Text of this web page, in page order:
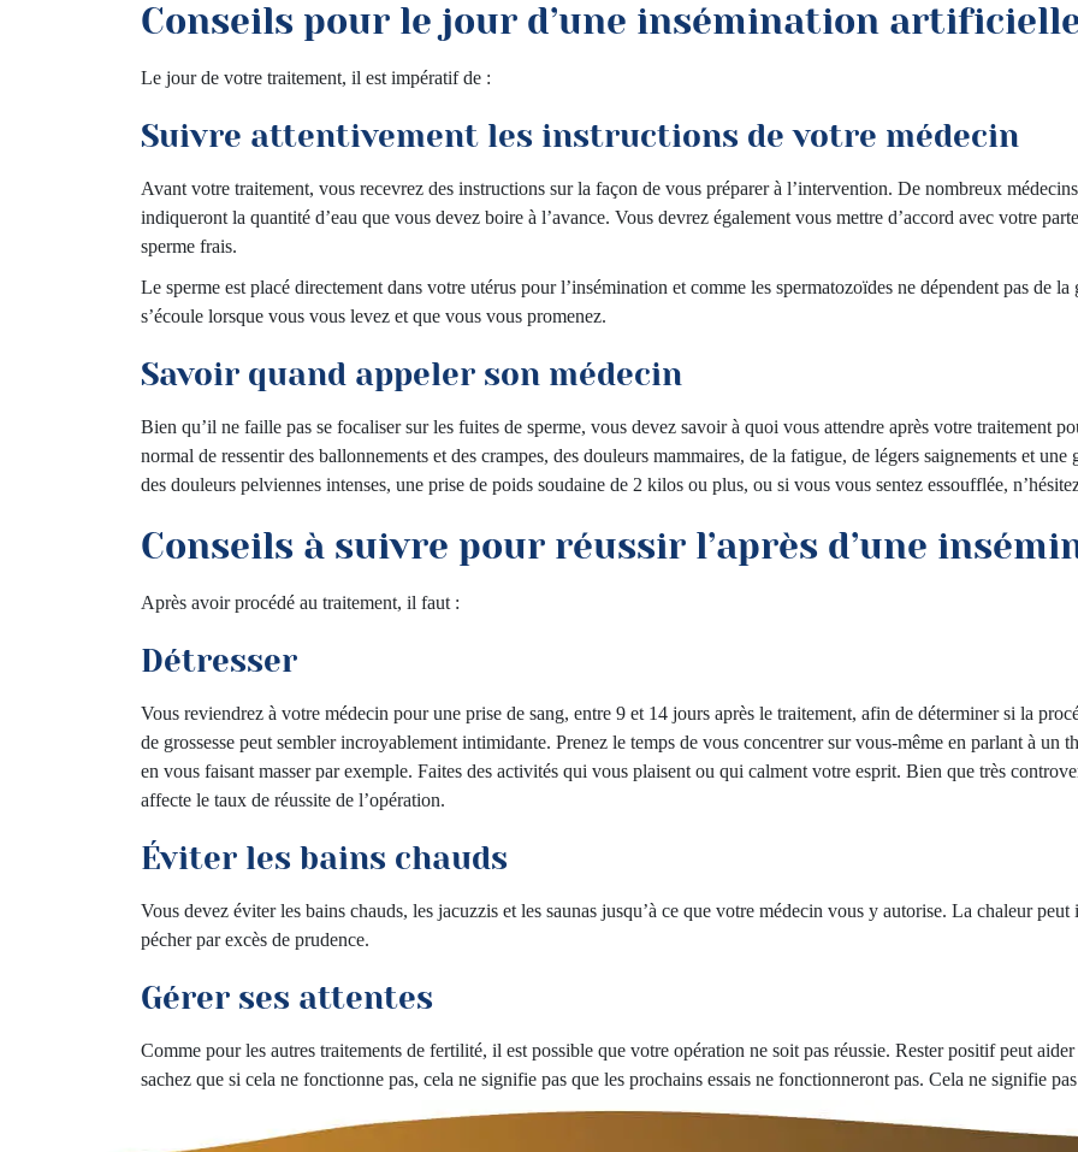
Conseils pour le jour d’une insémination
Le jour de votre traitement, il est impératif de :
Suivre attentivement les instructions de votre médecin
Avant votre traitement, vous recevrez des instructions sur la façon de vous préparer à l’intervention. De nombreux
indiqueront la quantité d’eau que vous devez boire à l’avance. Vous devrez également vous mettre d’accord avec votre
sperme frais.
Le sperme est placé directement dans votre utérus pour l’insémination et comme les spermatozoïdes ne dépendent pas de
s’écoule lorsque vous vous levez et que vous vous promenez.
Savoir quand appeler son médecin
Bien qu’il ne faille pas se focaliser sur les fuites de sperme, vous devez savoir à quoi vous attendre après votre traitement
normal de ressentir des ballonnements et des crampes, des douleurs mammaires, de la fatigue, de légers saignements et
des douleurs pelviennes intenses, une prise de poids soudaine de 2 kilos ou plus, ou si vous vous sentez essoufflée,
Conseils à suivre pour réussir l’après d’une
Après avoir procédé au traitement, il faut :
Détresser
Vous reviendrez à votre médecin pour une prise de sang, entre 9 et 14 jours après le traitement, afin de déterminer si la
de grossesse peut sembler incroyablement intimidante. Prenez le temps de vous concentrer sur vous-même en parlant à un
en vous faisant masser par exemple. Faites des activités qui vous plaisent ou qui calment votre esprit. Bien que très
affecte le taux de réussite de l’opération.
Éviter les bains chauds
Vous devez éviter les bains chauds, les jacuzzis et les saunas jusqu’à ce que votre médecin vous y autorise. La chaleur
pécher par excès de prudence.
Gérer ses attentes
Comme pour les autres traitements de fertilité, il est possible que votre opération ne soit pas réussie. Rester positif peut
sachez que si cela ne fonctionne pas, cela ne signifie pas que les prochains essais ne fonctionneront pas. Cela ne signifie